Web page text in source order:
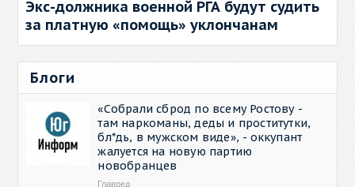
Экс-должника военной РГА будут судить
за платную «помощь» уклончанам
Блоги
«Собрали сброд по всему Ростову -
там наркоманы, деды и проститутки,
бл*дь, в мужском виде», - оккупант
жалуется на новую партию
новобранцев
Главред